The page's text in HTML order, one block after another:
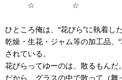
☆ ☆
ひところ俺は、“花びら”に執着し
乾燥・生花・ジャム等の加工品、
されている。
花びらってゆーのは、散るもんだ。
だから、グラスの中で散って（舞